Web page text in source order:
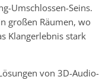
Umschlossen-Seins.
großen Räumen, wo
Klangerlebnis stark
von 3D-Audio-